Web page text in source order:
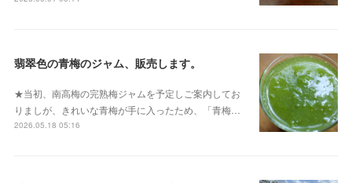
翡翠色の青梅のジャム、販売します。
★当初、南高梅の完熟梅ジャムを予定しご案内してお
りましが、きれいな青梅が手に入ったため、「青梅…
2026.05.18 05:16